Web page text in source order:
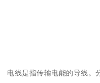
电线是指传输电能的导线。